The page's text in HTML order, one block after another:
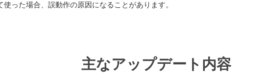
った場合、誤動作の原因になることがあります。
主なアップデート内容